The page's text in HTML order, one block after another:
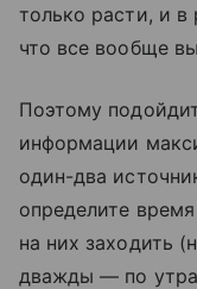
только расти, и в
что все вообще
Поэтому
информации
один-два
определите
на них заходить
дважды — по